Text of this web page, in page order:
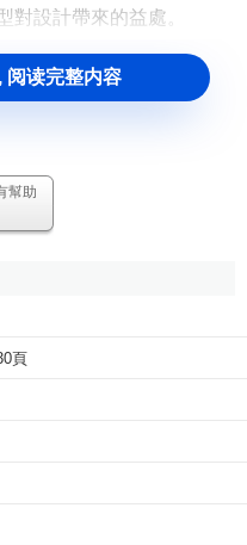
對設計帶來的益處。
读完整内容
幫助
頁